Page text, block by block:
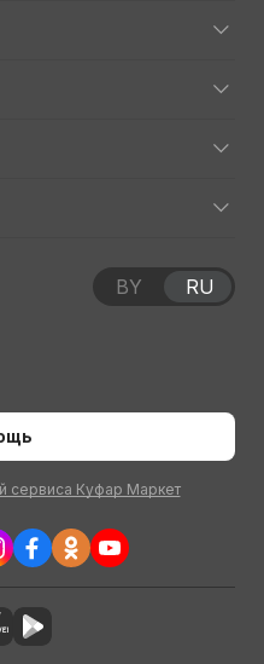
сервиса Куфар Маркет
BY RU